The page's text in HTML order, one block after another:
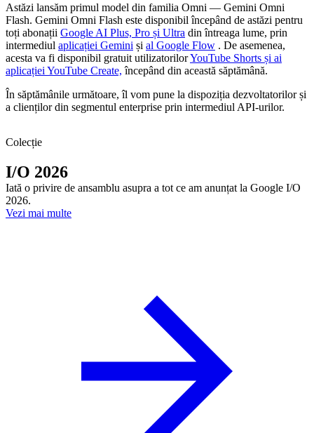
Astăzi lansăm primul model din familia Omni — Gemini Omni
Flash. Gemini Omni Flash este disponibil începând de astăzi pentru
toți abonații Google AI Plus, Pro și Ultra din întreaga lume, prin
intermediul aplicației Gemini și al Google Flow . De asemenea,
acesta va fi disponibil gratuit utilizatorilorYouTube Shorts și ai
aplicației YouTube Create, începând din această săptămână.
În săptămânile următoare, îl vom pune la dispoziția dezvoltatorilor și
a clienților din segmentul enterprise prin intermediul API-urilor.
Colecție
I/O 2026
Iată o privire de ansamblu asupra a tot ce am anunțat la Google I/O
2026.
Vezi mai multe